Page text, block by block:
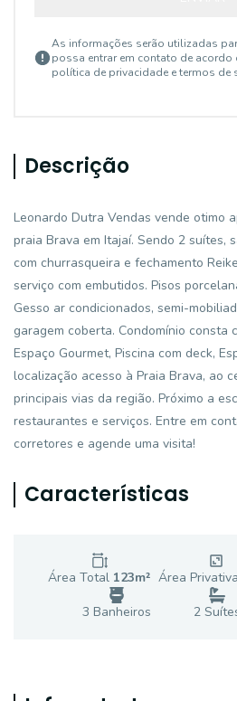
As informações serão utilizadas
possa entrar em contato de acordo
política de privacidade e termos de
Descrição
Leonardo Dutra Vendas vende otimo
praia Brava em Itajaí. Sendo 2 suítes,
com churrasqueira e fechamento
serviço com embutidos. Pisos
Gesso ar condicionados, semi-
garagem coberta. Condomínio consta
Espaço Gourmet, Piscina com deck,
localização acesso à Praia Brava, ao
principais vias da região. Próximo a
restaurantes e serviços. Entre em
corretores e agende uma visita!
Características
Área Total 123m² Área Privativa
3 Banheiros 2Suíte